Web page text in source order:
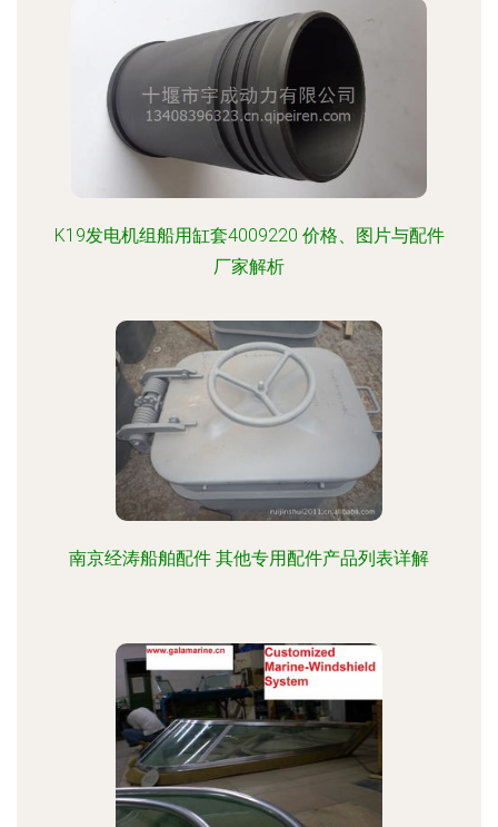
K19发电机组船用缸套4009220 价格、图片与配件
厂家解析
南京经涛船舶配件 其他专用配件产品列表详解